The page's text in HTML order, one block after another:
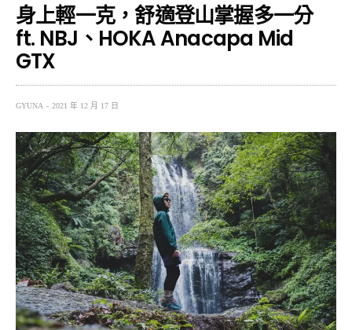
身上輕一克，舒適登山掌握多一分
ft. NBJ、HOKA Anacapa Mid
GTX
GYUNA 2021 年 12 月 17 日